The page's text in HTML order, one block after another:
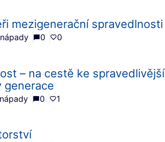
mezigenerační spravedlnosti
0 0
– na cestě ke spravedlivější
generace
0 1